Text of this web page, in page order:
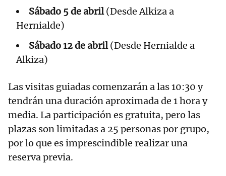
Sábado 5 de abril(Desde Alkiza a
Hernialde)
Sábado 12 de abril(Desde Hernialde a
Alkiza)
Las visitas guiadas comenzarán a las 10:30 y
tendrán una duración aproximada de 1 hora y
media. La participación es gratuita, pero las
plazas son limitadas a 25 personas por grupo,
por lo que es imprescindible realizar una
reserva previa.